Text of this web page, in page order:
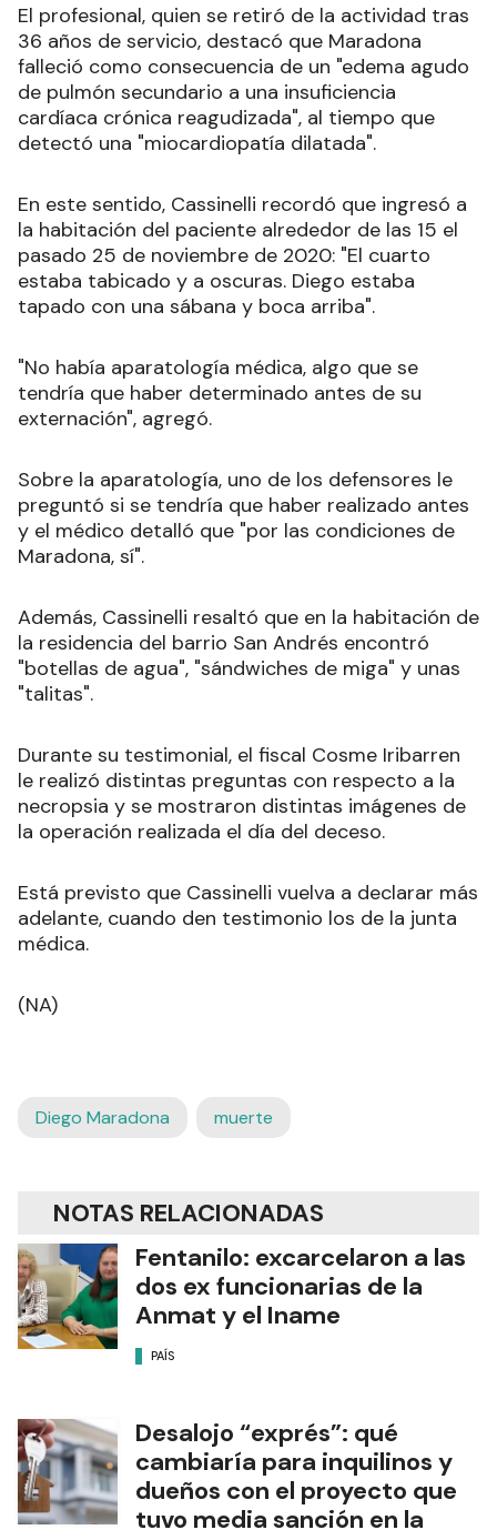
El profesional, quien se retiró de la actividad tras
36 años de servicio, destacó que Maradona
falleció como consecuencia de un "edema agudo
de pulmón secundario a una insuficiencia
cardíaca crónica reagudizada", al tiempo que
detectó una "miocardiopatía dilatada".
En este sentido, Cassinelli recordó que ingresó a
la habitación del paciente alrededor de las 15 el
pasado 25 de noviembre de 2020: "El cuarto
estaba tabicado y a oscuras. Diego estaba
tapado con una sábana y boca arriba".
"No había aparatología médica, algo que se
tendría que haber determinado antes de su
externación", agregó.
Sobre la aparatología, uno de los defensores le
preguntó si se tendría que haber realizado antes
y el médico detalló que "por las condiciones de
Maradona, sí".
Además, Cassinelli resaltó que en la habitación de
la residencia del barrio San Andrés encontró
"botellas de agua", "sándwiches de miga" y unas
"talitas".
Durante su testimonial, el fiscal Cosme Iribarren
le realizó distintas preguntas con respecto a la
necropsia y se mostraron distintas imágenes de
la operación realizada el día del deceso.
Está previsto que Cassinelli vuelva a declarar más
adelante, cuando den testimonio los de la junta
médica.
(NA)
Diego Maradona muerte
NOTAS RELACIONADAS
Fentanilo: excarcelaron a las
dos ex funcionarias de la
Anmat y el Iname
PAÍS
Desalojo “exprés”: qué
cambiaría para inquilinos y
dueños con el proyecto que
tuvo media sanción en la